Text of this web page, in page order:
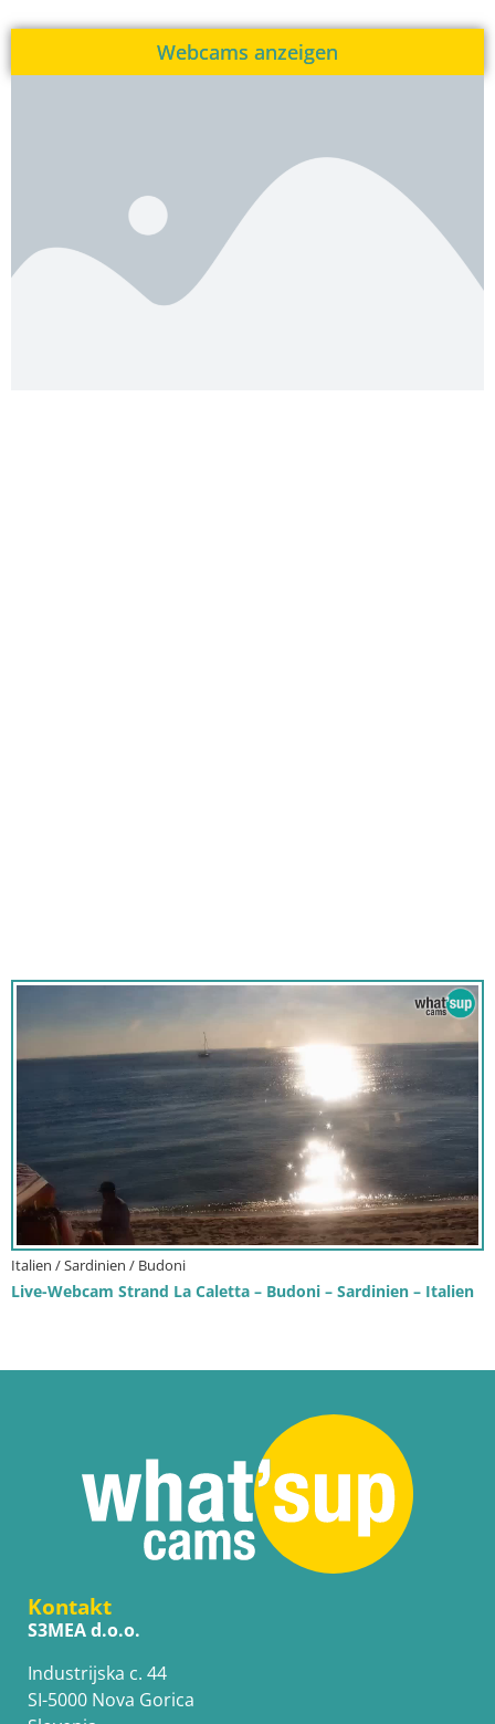
Webcams anzeigen
Italien / Sardinien / Budoni
Live-Webcam Strand La Caletta – Budoni – Sardinien – Italien
Kontakt
S3MEA d.o.o.
Industrijska c. 44
SI-5000 Nova Gorica